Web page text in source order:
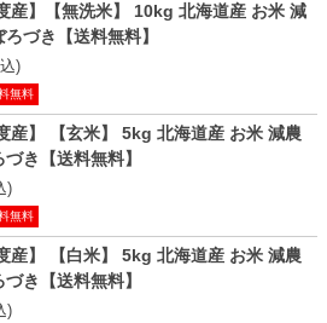
産】【無洗米】 10kg 北海道産 お米 減
づき【送料無料】
)
無料
産】 【玄米】 5kg 北海道産 お米 減農
き【送料無料】
)
無料
産】 【白米】 5kg 北海道産 お米 減農
き【送料無料】
)